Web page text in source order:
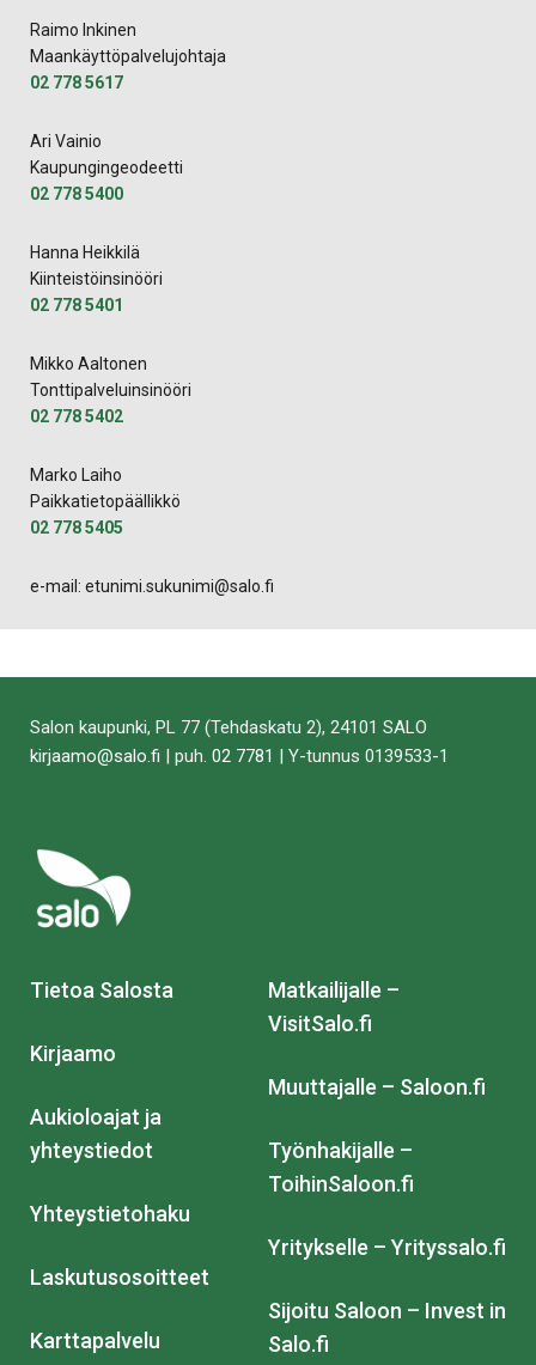
Raimo Inkinen
Maankäyttöpalvelujohtaja
02 778 5617
Ari Vainio
Kaupungingeodeetti
02 778 5400
Hanna Heikkilä
Kiinteistöinsinööri
02 778 5401
Mikko Aaltonen
Tonttipalveluinsinööri
02 778 5402
Marko Laiho
Paikkatietopäällikkö
02 778 5405
e-mail: etunimi.sukunimi@salo.fi
Salon kaupunki, PL 77 (Tehdaskatu 2), 24101 SALO
kirjaamo@salo.fi | puh. 02 7781 | Y-tunnus 0139533-1
Tietoa Salosta
Kirjaamo
Aukioloajat ja
yhteystiedot
Yhteystietohaku
Laskutusosoitteet
Karttapalvelu
Matkailijalle –
VisitSalo.fi
Muuttajalle – Saloon.fi
Työnhakijalle –
ToihinSaloon.fi
Yritykselle – Yrityssalo.fi
Sijoitu Saloon – Invest in
Salo.fi